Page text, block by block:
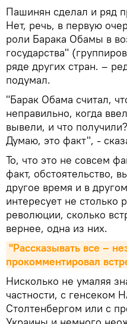
Пашинян сделал и ряд
Нет, речь, в первую
роли Барака Обамы в
государства"
ряде других стран. –
подумал.
"Барак Обама считал,
неправильно, когда
вывели, и что
Думаю, это факт", -
То, что это не совсем
факт, обстоятельство,
другое время и в
интересует не
революции, сколько
вернее, одна из них.
"Рассказывать все –
прокомментировал
Нисколько не умаляя
частности, с генсеком
Столтенбергом или с